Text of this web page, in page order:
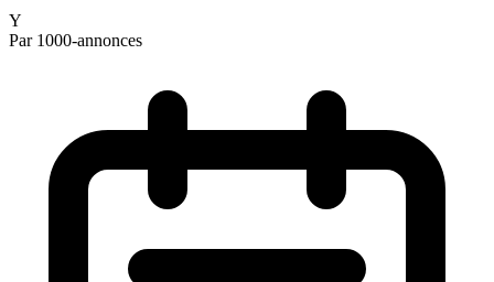
Y
Par 1000-annonces